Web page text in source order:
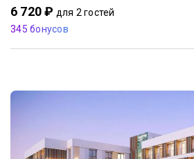
6 720 ₽ для 2 гостей
345 бонусов